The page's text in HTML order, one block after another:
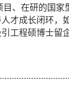
目、在研的国
才成长闭环，
工程硕博士留